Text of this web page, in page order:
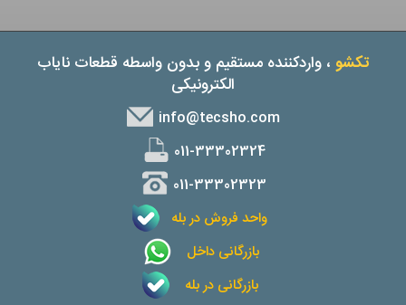
تکشو ، واردکننده مستقیم و بدون واسطه قطعات نایاب
الکترونیکی
info@tecsho.com
011-33302324
011-33302323
واحد فروش در بله
بازرگانی داخل
بازرگانی در بله